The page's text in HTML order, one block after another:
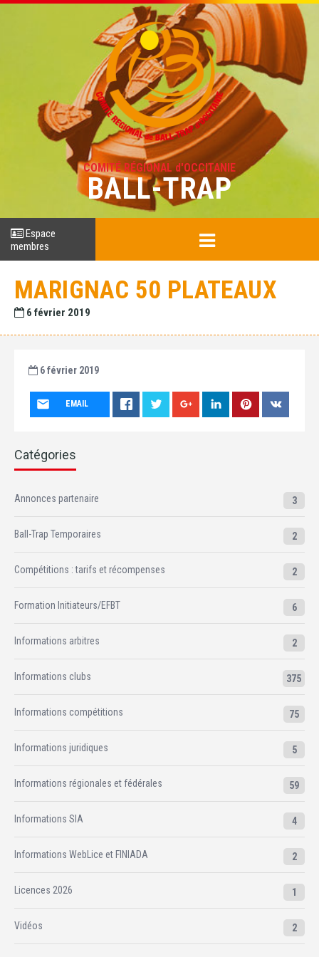
COMITÉ RÉGIONAL d'OCCITANIE
BALL-TRAP
Espace
membres
MARIGNAC 50 PLATEAUX
6 février 2019
6 février 2019
EMAIL
Catégories
Annonces partenaire 3
Ball-Trap Temporaires 2
Compétitions : tarifs et récompenses 2
Formation Initiateurs/EFBT 6
Informations arbitres 2
Informations clubs 375
Informations compétitions 75
Informations juridiques 5
Informations régionales et fédérales 59
Informations SIA 4
Informations WebLice et FINIADA 2
Licences 2026 1
Vidéos 2